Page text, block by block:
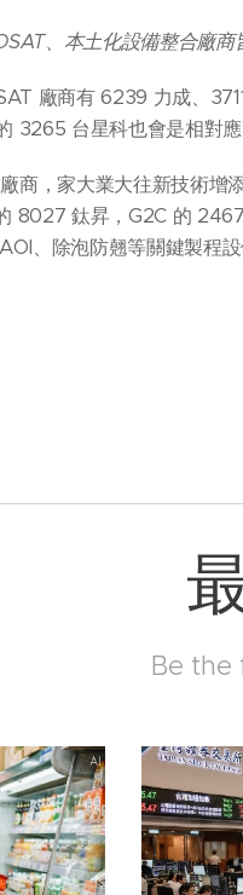
、本土化設備整合廠商
廠商有 6239 力成、
3265 台星科也會是相對應
商，家大業大往新技術增
8027 鈦昇，G2C 的
、除泡防翹等關鍵製程
Be the